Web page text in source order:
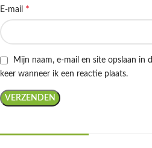
E-mail *
Mijn naam, e-mail en site opslaan in
keer wanneer ik een reactie plaats.